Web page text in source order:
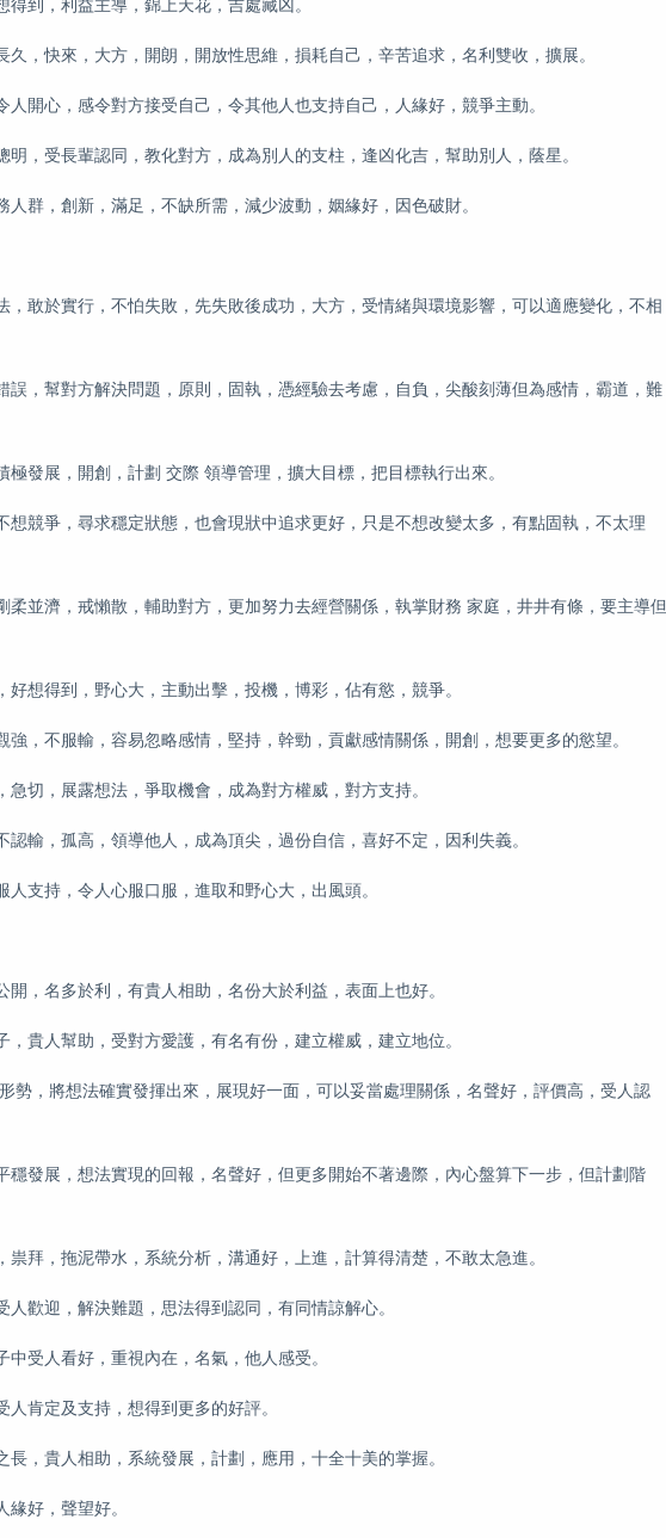
到，利益主導，錦上天花，吉處藏凶。
，快來，大方，開朗，開放性思維，損耗自己，辛苦追求，名利雙收，擴展。
開心，感令對方接受自己，令其他人也支持自己，人緣好，競爭主動。
，受長輩認同，教化對方，成為別人的支柱，逢凶化吉，幫助別人，蔭星。
群，創新，滿足，不缺所需，減少波動，姻緣好，因色破財。
敢於實行，不怕失敗，先失敗後成功，大方，受情緒與環境影響，可以適應變化，不相
，幫對方解決問題，原則，固執，憑經驗去考慮，自負，尖酸刻薄但為感情，霸道，難
發展，開創，計劃 交際 領導管理，擴大目標，把目標執行出來。
競爭，尋求穩定狀態，也會現狀中追求更好，只是不想改變太多，有點固執，不太理
並濟，戒懶散，輔助對方，更加努力去經營關係，執掌財務 家庭，井井有條，要主導但
想得到，野心大，主動出擊，投機，博彩，佔有慾，競爭。
，不服輸，容易忽略感情，堅持，幹勁，貢獻感情關係，開創，想要更多的慾望。
切，展露想法，爭取機會，成為對方權威，對方支持。
輸，孤高，領導他人，成為頂尖，過份自信，喜好不定，因利失義。
支持，令人心服口服，進取和野心大，出風頭。
，名多於利，有貴人相助，名份大於利益，表面上也好。
貴人幫助，受對方愛護，有名有份，建立權威，建立地位。
勢，將想法確實發揮出來，展現好一面，可以妥當處理關係，名聲好，評價高，受人認
發展，想法實現的回報，名聲好，但更多開始不著邊際，內心盤算下一步，但計劃階
拜，拖泥帶水，系統分析，溝通好，上進，計算得清楚，不敢太急進。
歡迎，解決難題，思法得到認同，有同情諒解心。
受人看好，重視內在，名氣，他人感受。
肯定及支持，想得到更多的好評。
，貴人相助，系統發展，計劃，應用，十全十美的掌握。
好，聲望好。